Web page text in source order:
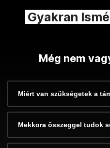
Gyakran
Még nem
Miért van szükségetek a
Mekkora összeggel tudok